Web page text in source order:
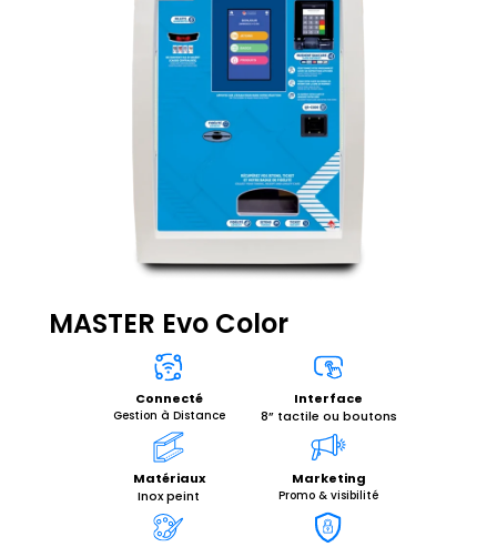
MASTER Evo Color
Interface
8” tactile ou boutons
Connecté
Gestion à Distance
Marketing
Promo & visibilité
Matériaux
Inox peint